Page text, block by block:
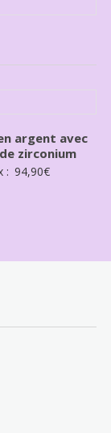
argent avec
zirconium
: 94,90€